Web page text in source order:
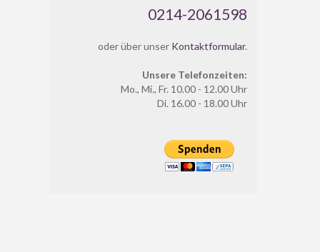
0214-2061598
oder über unser Kontaktformular.
Unsere Telefonzeiten:
Mo., Mi., Fr. 10.00 - 12.00 Uhr
Di. 16.00 - 18.00 Uhr